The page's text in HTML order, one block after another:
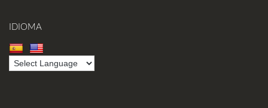
IDIOMA